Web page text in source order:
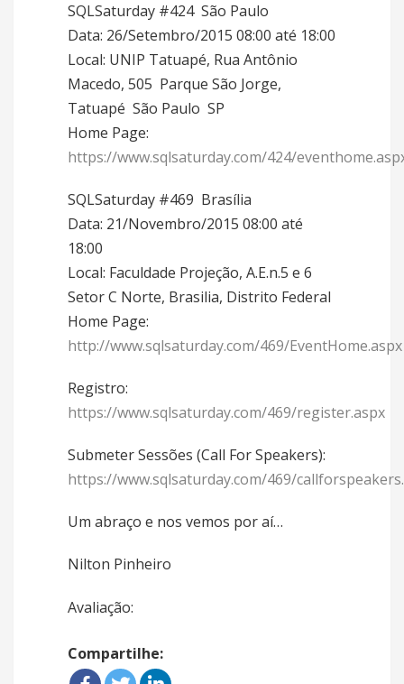
SQLSaturday #424  São Paulo
Data: 26/Setembro/2015 08:00 até 18:00
Local: UNIP Tatuapé, Rua Antônio
Macedo, 505  Parque São Jorge,
Tatuapé  São Paulo  SP
Home Page:
https://www.sqlsaturday.com/424/
SQLSaturday #469  Brasília
Data: 21/Novembro/2015 08:00 até
18:00
Local: Faculdade Projeção, A.E.n.5 e 6
Setor C Norte, Brasilia, Distrito Federal
Home Page:
http://www.sqlsaturday.com/469/EventHome.aspx
Registro:
https://www.sqlsaturday.com/469/register.aspx
Submeter Sessões (Call For Speakers):
https://www.sqlsaturday.com/469/
Um abraço e nos vemos por aí…
Nilton Pinheiro
Avaliação:
Compartilhe: